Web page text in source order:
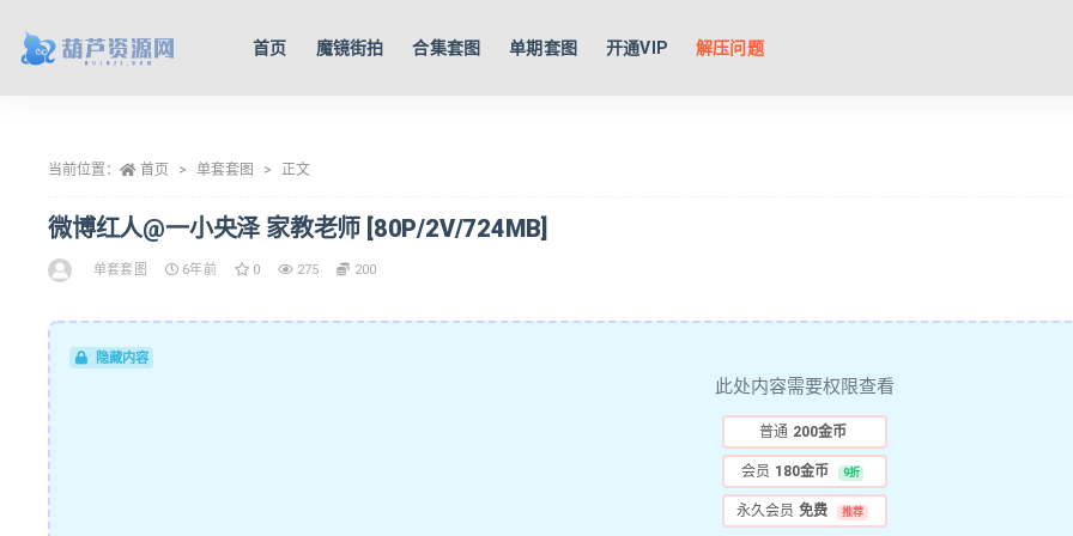
首页 魔镜街拍 合集套图 单期套图 开通VIP 解压问题
当前位置： 首页 单套套图 正文
微博红人@一小央泽 家教老师 [80P/2V/724MB]
单套套图 6年前 0 275 200
隐藏内容
此处内容需要权限查看
普通 200金币
会员 180金币 9折
永久会员 免费 推荐
全部